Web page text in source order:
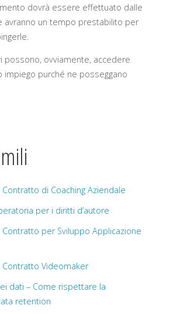
dovrà essere effettuato dalle
avranno un tempo prestabilito per
possono, ovviamente, accedere
impiego purché ne posseggano
Contratto di Coaching Aziendale
per i diritti d’autore
Contratto per Sviluppo Applicazione
Contratto Videomaker
dati – Come rispettare la
retention